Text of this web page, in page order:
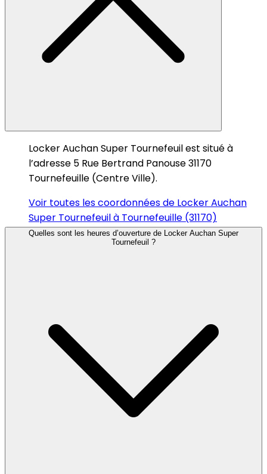
Locker Auchan Super Tournefeuil est situé à
l’adresse 5 Rue Bertrand Panouse 31170
Tournefeuille (Centre Ville).
Voir toutes les coordonnées de Locker Auchan
Super Tournefeuil à Tournefeuille (31170)
Quelles sont les heures d’ouverture de Locker Auchan Super
Tournefeuil ?